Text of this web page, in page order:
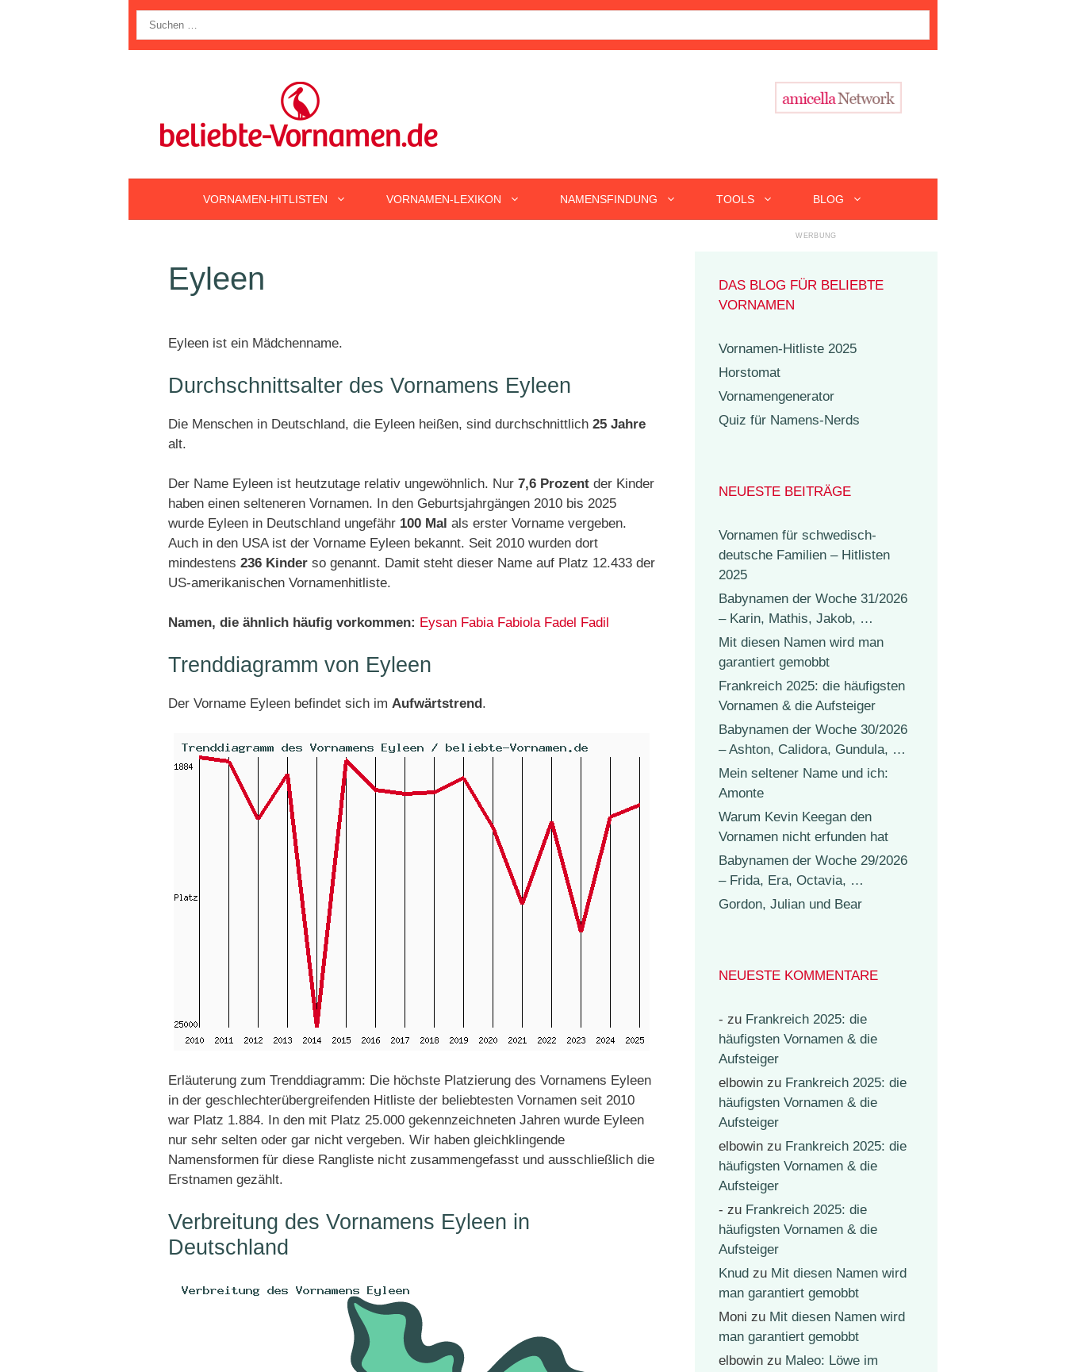
nach:
VORNAMEN-HITLISTEN VORNAMEN-LEXIKON NAMENSFINDUNG TOOLS BLOG
Eyleen
Eyleen ist ein Mädchenname.
Durchschnittsalter des Vornamens Eyleen
Die Menschen in Deutschland, die Eyleen heißen, sind durchschnittlich 25 Jahre
alt.
Der Name Eyleen ist heutzutage relativ ungewöhnlich. Nur 7,6 Prozent der Kinder
haben einen selteneren Vornamen. In den Geburtsjahrgängen 2010 bis 2025
wurde Eyleen in Deutschland ungefähr 100 Mal als erster Vorname vergeben.
Auch in den USA ist der Vorname Eyleen bekannt. Seit 2010 wurden dort
mindestens 236 Kinder so genannt. Damit steht dieser Name auf Platz 12.433 der
US-amerikanischen Vornamenhitliste.
Namen, die ähnlich häufig vorkommen: Eysan Fabia Fabiola Fadel Fadil
Trenddiagramm von Eyleen
Der Vorname Eyleen befindet sich im Aufwärtstrend.
Erläuterung zum Trenddiagramm: Die höchste Platzierung des Vornamens Eyleen
in der geschlechterübergreifenden Hitliste der beliebtesten Vornamen seit 2010
war Platz 1.884. In den mit Platz 25.000 gekennzeichneten Jahren wurde Eyleen
nur sehr selten oder gar nicht vergeben. Wir haben gleichklingende
Namensformen für diese Rangliste nicht zusammengefasst und ausschließlich die
Erstnamen gezählt.
Verbreitung des Vornamens Eyleen in
Deutschland
DAS BLOG FÜR BELIEBTE
VORNAMEN
Vornamen-Hitliste 2025
Horstomat
Vornamengenerator
Quiz für Namens-Nerds
NEUESTE BEITRÄGE
Vornamen für schwedisch-
deutsche Familien – Hitlisten
2025
Babynamen der Woche 31/2026
– Karin, Mathis, Jakob, …
Mit diesen Namen wird man
garantiert gemobbt
Frankreich 2025: die häufigsten
Vornamen & die Aufsteiger
Babynamen der Woche 30/2026
– Ashton, Calidora, Gundula, …
Mein seltener Name und ich:
Amonte
Warum Kevin Keegan den
Vornamen nicht erfunden hat
Babynamen der Woche 29/2026
– Frida, Era, Octavia, …
Gordon, Julian und Bear
NEUESTE KOMMENTARE
- zu Frankreich 2025: die
häufigsten Vornamen & die
Aufsteiger
elbowin zu Frankreich 2025: die
häufigsten Vornamen & die
Aufsteiger
elbowin zu Frankreich 2025: die
häufigsten Vornamen & die
Aufsteiger
- zu Frankreich 2025: die
häufigsten Vornamen & die
Aufsteiger
Knud zu Mit diesen Namen wird
man garantiert gemobbt
Moni zu Mit diesen Namen wird
man garantiert gemobbt
elbowin zu Maleo: Löwe im